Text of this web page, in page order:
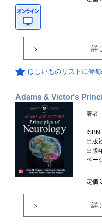
詳
ほしいものリストに登録
Adams & Victor's
著者
ISBN
出版
出版
ペー
定価
詳